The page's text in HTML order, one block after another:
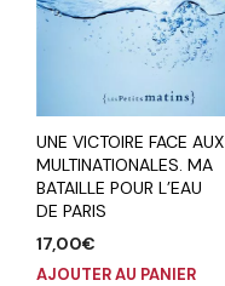
UNE VICTOIRE FACE AUX
MULTINATIONALES. MA
BATAILLE POUR L’EAU
DE PARIS
17,00€
AJOUTER AU PANIER